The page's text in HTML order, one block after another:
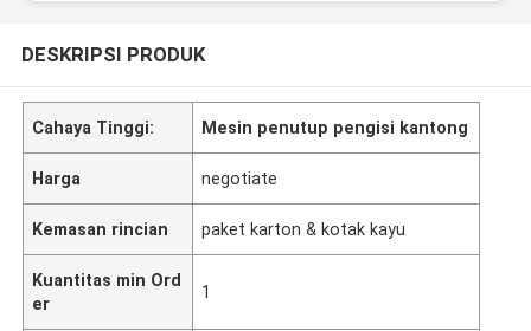
DESKRIPSI PRODUK
Cahaya Tinggi: Mesin penutup pengisi kantong
Harga negotiate
Kemasan rincian paket karton & kotak kayu
Kuantitas min Ord
er
1